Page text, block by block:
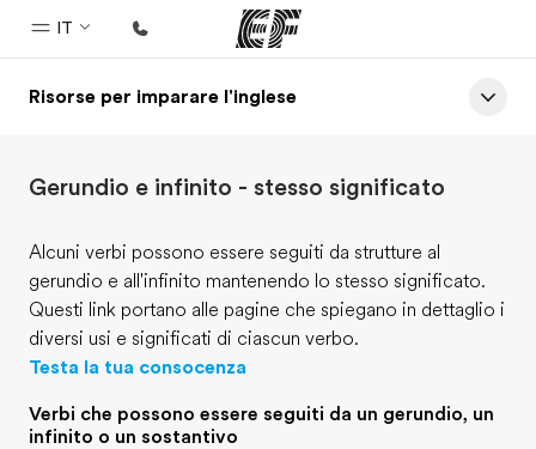
IT
Homepage
Programmi
Uffici
Trova l'ufficio più vicino
Chi siamo
La nostra organizzazione
Risorse per imparare l'inglese
Gerundio e infinito - stesso significato
Alcuni verbi possono essere seguiti da strutture al
gerundio e all'infinito mantenendo lo stesso significato.
Questi link portano alle pagine che spiegano in dettaglio i
diversi usi e significati di ciascun verbo.
Testa la tua consocenza
Verbi che possono essere seguiti da un gerundio, un
infinito o un sostantivo